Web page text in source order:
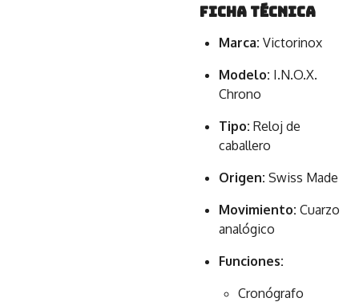
Ficha Técnica
Marca: Victorinox
Modelo: I.N.O.X.
Chrono
Tipo: Reloj de
caballero
Origen: Swiss Made
Movimiento: Cuarzo
analógico
Funciones:
Cronógrafo